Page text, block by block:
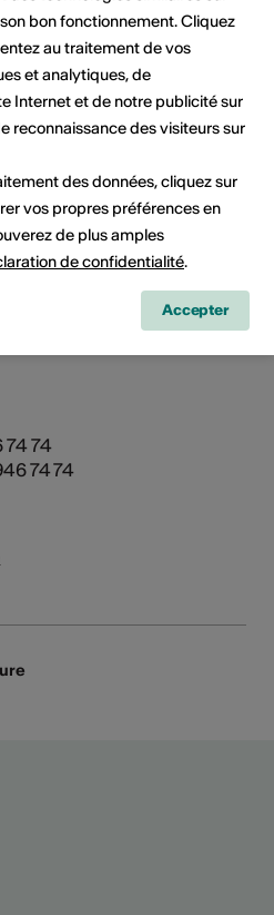
publics
74 74
74 74
bon fonctionnement. Cliquez
au traitement de vos
et analytiques, de
Internet et de notre publicité sur
reconnaissance des visiteurs sur
des données, cliquez sur
vos propres préférences en
de plus amples
de confidentialité.
Accepter